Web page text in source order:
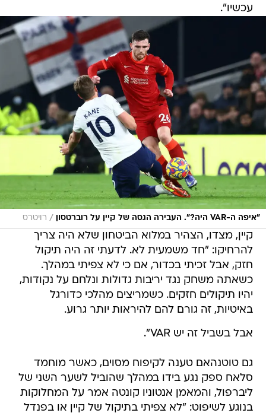
עכשיו".
"איפה ה-VAR היה?". העבירה הגסה של קיין על רוברטסון / רויטרס
קיין, מצדו, הצהיר במלוא הביטחון שלא היה צריך
להרחיקו: "חד משמעית לא. לדעתי זה היה תיקול
חזק, אבל זכיתי בכדור, אם כי לא צפיתי במהלך.
כשאתה משחק נגד יריבות גדולות ונלחם על נקודות,
יהיו תיקולים חזקים. כשמריצים מהלכי כדורגל
באיטיות, זה גורם להם להיראות יותר גרוע.
אבל בשביל זה יש VAR".
גם טוטנהאם טענה לקיפוח מסוים, כאשר מוחמד
סלאח ספק נגע בידו במהלך שהוביל לשער השני של
ליברפול, והמאמן אנטוניו קונטה אמר על המחלוקות
בנוגע לשיפוט: "לא צפיתי בתיקול של קיין או בפנדל